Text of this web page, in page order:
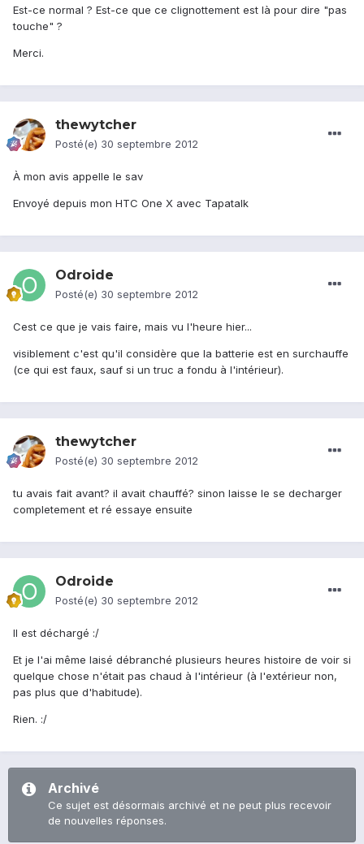
Est-ce normal ? Est-ce que ce clignottement est là pour dire "pas
touche" ?
Merci.
thewytcher
Posté(e) 30 septembre 2012
À mon avis appelle le sav
Envoyé depuis mon HTC One X avec Tapatalk
Odroide
Posté(e) 30 septembre 2012
Cest ce que je vais faire, mais vu l'heure hier...
visiblement c'est qu'il considère que la batterie est en surchauffe
(ce qui est faux, sauf si un truc a fondu à l'intérieur).
thewytcher
Posté(e) 30 septembre 2012
tu avais fait avant? il avait chauffé? sinon laisse le se decharger
completement et ré essaye ensuite
Odroide
Posté(e) 30 septembre 2012
Il est déchargé :/
Et je l'ai même laisé débranché plusieurs heures histoire de voir si
quelque chose n'était pas chaud à l'intérieur (à l'extérieur non,
pas plus que d'habitude).
Rien. :/
Archivé
Ce sujet est désormais archivé et ne peut plus recevoir
de nouvelles réponses.